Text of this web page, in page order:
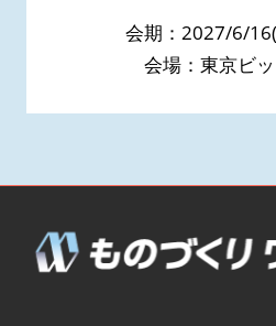
会期：2027/6/
会場：東京ビ